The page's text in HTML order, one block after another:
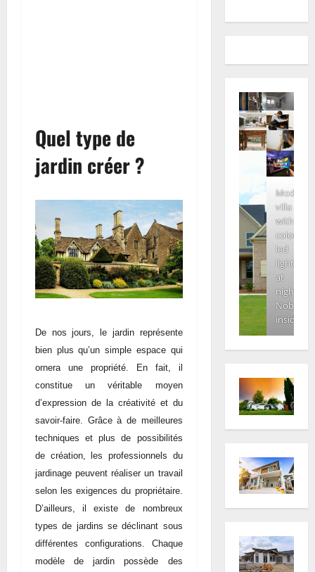
Quel type de
jardin créer ?
De nos jours, le jardin représente
bien plus qu’un simple espace qui
ornera une propriété. En fait, il
constitue un véritable moyen
d’expression de la créativité et du
savoir-faire. Grâce à de meilleures
techniques et plus de possibilités
de création, les professionnels du
jardinage peuvent réaliser un travail
selon les exigences du propriétaire.
D’ailleurs, il existe de nombreux
types de jardins se déclinant sous
différentes configurations. Chaque
modèle de jardin possède des
Modern
villa
with
colored
led
lights
at
night.
Nobody
inside